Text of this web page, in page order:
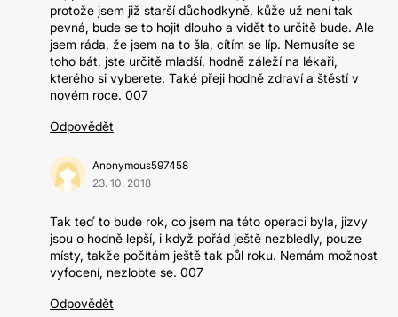
protože jsem již starší důchodkyně, kůže už není tak
pevná, bude se to hojit dlouho a vidět to určitě bude. Ale
jsem ráda, že jsem na to šla, cítím se líp. Nemusíte se
toho bát, jste určitě mladší, hodně záleží na lékaři,
kterého si vyberete. Také přeji hodně zdraví a štěstí v
novém roce. 007
Odpovědět
Anonymous597458
23. 10. 2018
Tak teď to bude rok, co jsem na této operaci byla, jizvy
jsou o hodně lepší, i když pořád ještě nezbledly, pouze
místy, takže počítám ještě tak půl roku. Nemám možnost
vyfocení, nezlobte se. 007
Odpovědět